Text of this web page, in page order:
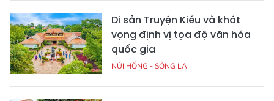
Di sản Truyện Kiều và khát
vọng định vị tọa độ văn hóa
quốc gia
NÚI HỒNG - SÔNG LA